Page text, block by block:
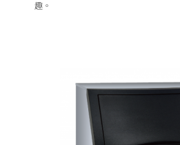
趣。